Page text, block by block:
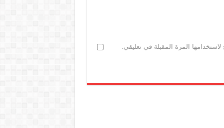
المرة المقبلة في تعليقي.